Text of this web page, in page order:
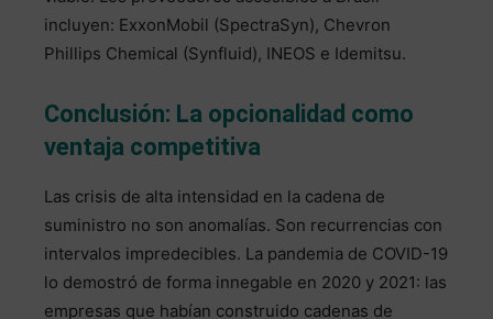
incluyen: ExxonMobil (SpectraSyn), Chevron
Phillips Chemical (Synfluid), INEOS e Idemitsu.
Conclusión: La opcionalidad como
ventaja competitiva
Las crisis de alta intensidad en la cadena de
suministro no son anomalías. Son recurrencias con
intervalos impredecibles. La pandemia de COVID-19
lo demostró de forma innegable en 2020 y 2021: las
empresas que habían construido cadenas de